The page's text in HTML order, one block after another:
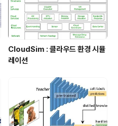
CloudSim : 클라우드 환경 시뮬
레이션